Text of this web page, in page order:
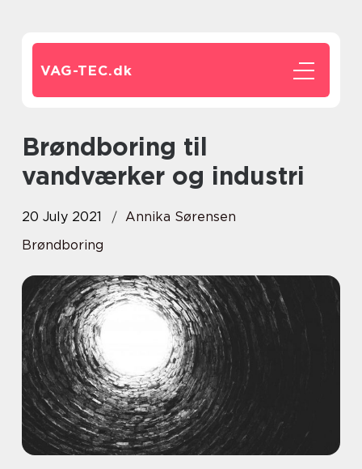
VAG-TEC.dk
Brøndboring til
vandværker og industri
20 July 2021
Annika Sørensen
Brøndboring